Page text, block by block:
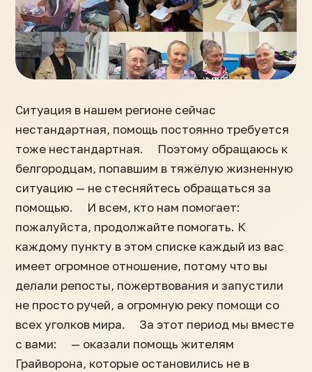
Ситуация в нашем регионе сейчас
нестандартная, помощь постоянно требуется
тоже нестандартная. ⠀ Поэтому обращаюсь к
белгородцам, попавшим в тяжёлую жизненную
ситуацию — не стесняйтесь обращаться за
помощью. ⠀ И всем, кто нам помогает:
пожалуйста, продолжайте помогать. К
каждому пункту в этом списке каждый из вас
имеет огромное отношение, потому что вы
делали репосты, пожертвования и запустили
не просто ручей, а огромную реку помощи со
всех уголков мира. ⠀ За этот период мы вместе
с вами: ⠀ — оказали помощь жителям
Грайворона, которые остановились не в